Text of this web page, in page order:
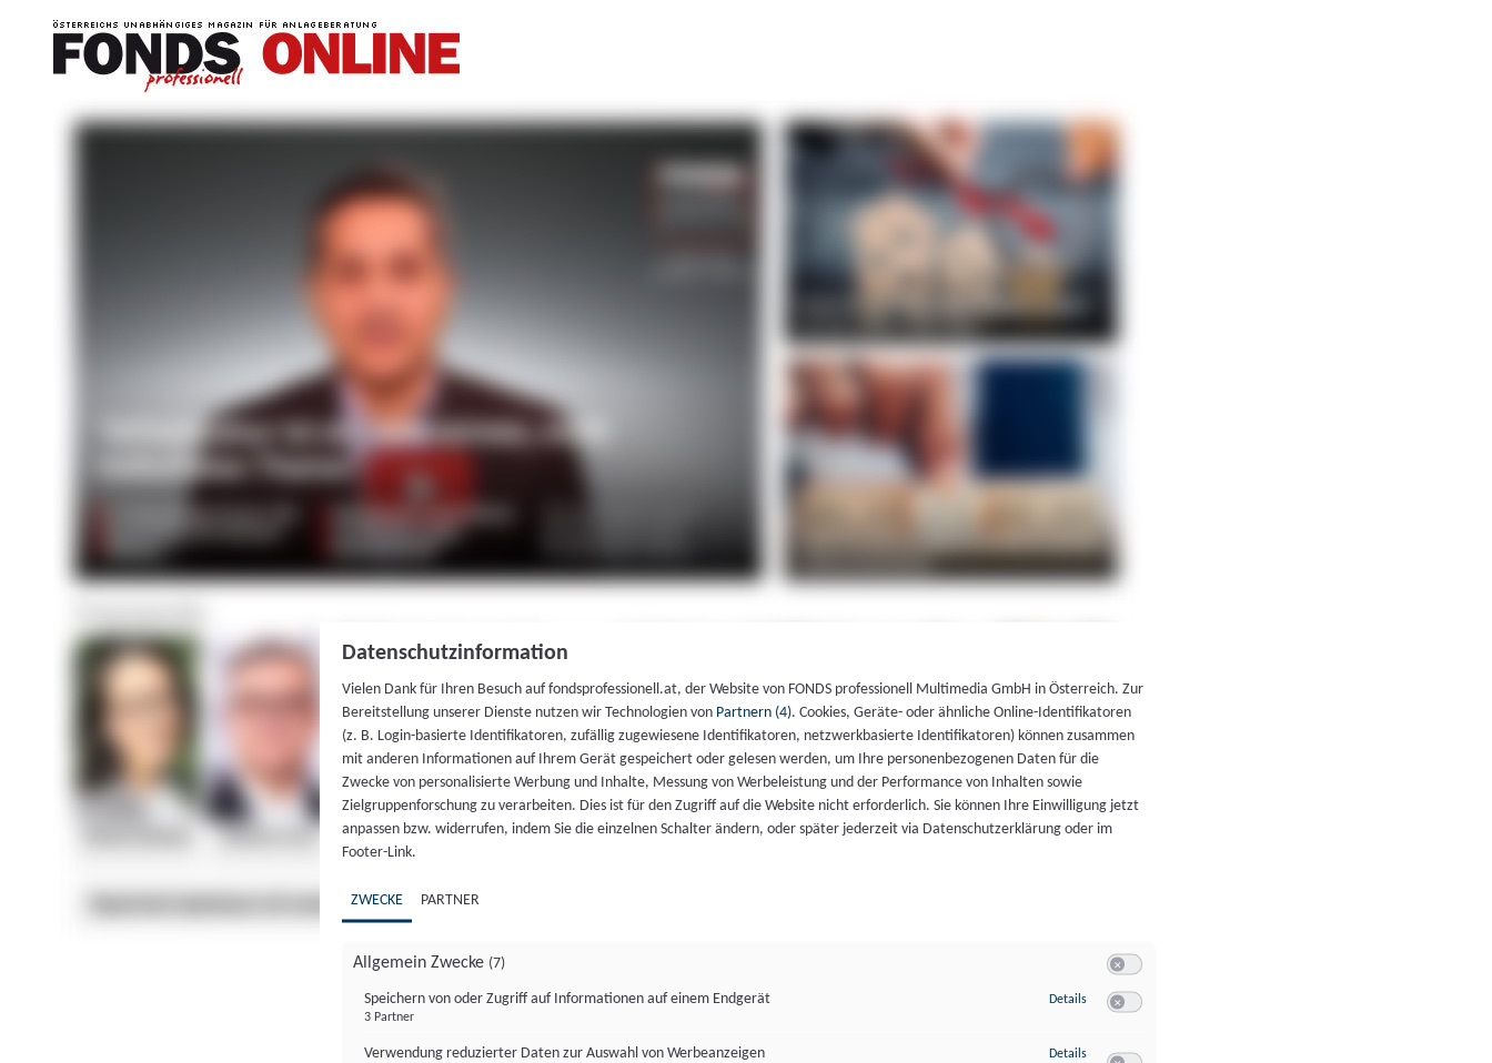
Datenschutzinformation
Vielen Dank für Ihren Besuch auf fondsprofessionell.at, der Website von FONDS professionell Multimedia GmbH in Österreich. Zur
Bereitstellung unserer Dienste nutzen wir Technologien von Partnern (4). Cookies, Geräte- oder ähnliche Online-Identifikatoren
(z. B. Login-basierte Identifikatoren, zufällig zugewiesene Identifikatoren, netzwerkbasierte Identifikatoren) können zusammen
mit anderen Informationen auf Ihrem Gerät gespeichert oder gelesen werden, um Ihre personenbezogenen Daten für die
Zwecke von personalisierte Werbung und Inhalte, Messung von Werbeleistung und der Performance von Inhalten sowie
Zielgruppenforschung zu verarbeiten. Dies ist für den Zugriff auf die Website nicht erforderlich. Sie können Ihre Einwilligung jetzt
anpassen bzw. widerrufen, indem Sie die einzelnen Schalter ändern, oder später jederzeit via Datenschutzerklärung oder im
Footer-Link.
ZWECKE PARTNER
Allgemein Zwecke (7)
Speichern von oder Zugriff auf Informationen auf einem Endgerät
3 Partner
Details zu Speichern von oder Zugriff auf Informationen auf einem Endgerät
Verwendung reduzierter Daten zur Auswahl von Werbeanzeigen
Details zu Verwendung reduzierter Daten zur Auswahl von Werbeanzeigen